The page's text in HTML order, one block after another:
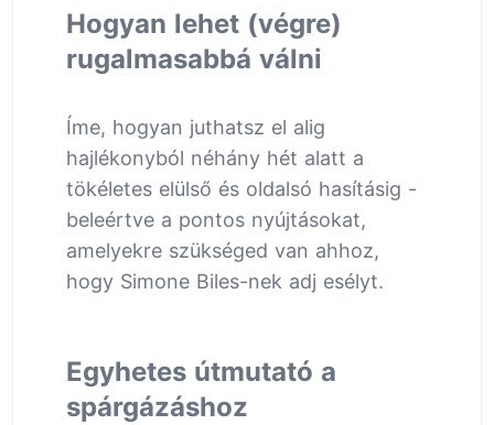
Hogyan lehet (végre)
rugalmasabbá válni
Íme, hogyan juthatsz el alig
hajlékonyból néhány hét alatt a
tökéletes elülső és oldalsó hasításig -
beleértve a pontos nyújtásokat,
amelyekre szükséged van ahhoz,
hogy Simone Biles-nek adj esélyt.
Egyhetes útmutató a
spárgázáshoz